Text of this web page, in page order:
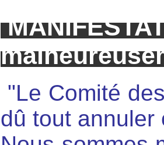
"Le Comité
dû tout annuler